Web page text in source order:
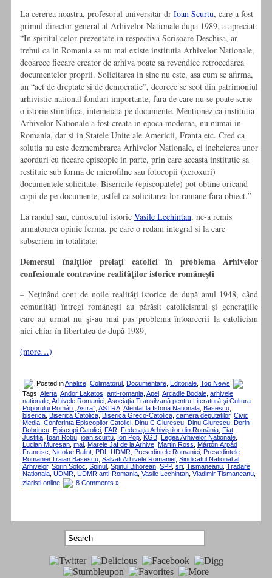
La cererea noastra, profesorul universitar dr Ioan Scurtu, care a fost
primul director general al Arhivelor Nationale dupa 1989, a apreciat:
“In spiritul celor prezentate in respectiva Scrisoare Deschisa, ar
trebui ca in Romania sa nu mai existe institutia Arhivelor Nationale,
deoarece fiecare creator de arhiva poate sa revendice retrocedarea
documentelor proprii. Solicitarea in sine nu este, asa cum se afirma,
un “act de dreptate si de democratie”, deorece se scot din patrimoniul
arhivistic national fonduri importante, fara de care nu se poate scrie
o istorie stiintifica, intemeiata pe documente. Mentionez ca institutia
Arhivelor Nationale a fost creata in epoca moderna, nu numai in
Romania, dar si in Statele Unite ale Americii, Franta etc. Cred ca
solutia nu este dezmembrarea Arhivelor Nationale, ci incheierea unor
acorduri cu fiecare episcopie in parte, prin care aceasta institutie sa
restituie sub forma de microfilne sau fotocopii (xeroxuri)
documentele solicitate. Bisericile (episcopatele) pot obtine oricand
copii de pe documente, astfel ca solicitarea lor ramane fara obiect.”
La randul sau, cunoscutul istoric Vasile Lechintan, ne-a remis
urmatoarea opinie ferma, pe care o redam integral si la care
subscriem in totalitate:
Demersul înalţilor prelaţi catolici în problema Arhivelor
confesionale contravine realităţilor istorice româneşti
– Neţinând cont de noile realităţi istorice de după anul 1948, când
comunităţi întregi româneşti au părăsit catolicismul şi generaţiile
care au urmat nu şi-au mai pus problema întoarcerii la catolicism
nici chiar în libertatea de după 1989,
(more…)
Posted inAnalize Colimatorul Documentare Editoriale Top News
Tags: Alerta Andor Lakatos anti-romania Apel Arcadie Bodale arhivele
nationale Arhivele Romaniei Asociaţia Transilvană pentru Literatură şi Cultura
Poporului Român „Astra” ASTRA Atentat la Istoria Nationala Basescu
biserica
Biserica Catolica Biserica Greco-Catolica camera deputatilor, Civic
Media Conferinta Episcopilor Catolici Dinu C Giurescu Dinu Giurescu
Dorin
Dobrincu
Episcopi Catolici FAR Federaţia Arhiviştilor din România
Fiat
Justitia
Ioan Robu ioan scurtu Ion Pop KGB Legea Arhivelor Nationale
Lucian Muresan mai Marele Jaf de la Arhive Martin Ross
Mártón Árpád
Francisc
Nicolae Balint PDL-UDMR Presedintele Romaniei
Presedintele
Romaniei Traian Basescu Salvati Arhivele Romaniei Sindicatul National al
Arhivelor, Sorin Sotoc Spinul Spinul Bihorean SPP, sri Tismaneanu Tradare
Nationala UDMR UDMR anti-Romania Vasile Lechintan Vladimir Tismaneanu
ziaristi online
8 Comments »